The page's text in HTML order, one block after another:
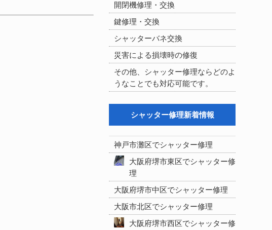
開閉機修理・交換
鍵修理・交換
シャッターバネ交換
災害による損壊時の修復
その他、シャッター修理ならどのよ
うなことでも対応可能です。
シャッター修理新着情報
神戸市灘区でシャッター修理
大阪府堺市東区でシャッター修
理
大阪府堺市中区でシャッター修理
大阪市北区でシャッター修理
大阪府堺市西区でシャッター修